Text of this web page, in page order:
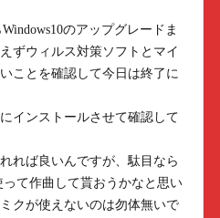
のアップグレードま
ずウィルス対策ソフトとマイ
ことを確認して今日は終了に
インストールさせて確認して
れば良いんですが、駄目なら
て作曲して貰おうかなと思い
クが使えないのは勿体無いで